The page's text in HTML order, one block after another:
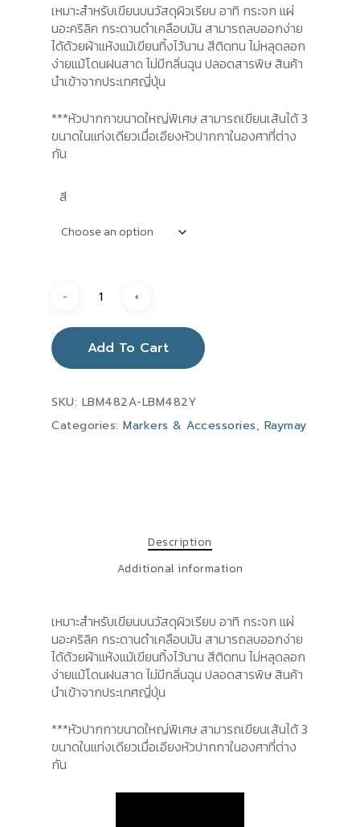
เหมาะสำหรับเขียนบนวัสดุผิวเรียบ อาทิ กระจก แผ่
นอะคริลิค กระดานดำเคลือบมัน สามารถลบออกง่าย
ได้ด้วยผ้าแห้งแม้เขียนทิ้งไว้นาน สีติดทน ไม่หลุดลอก
ง่ายแม้โดนฝนสาด ไม่มีกลิ่นฉุน ปลอดสารพิษ สินค้า
นำเข้าจากประเทศญี่ปุ่น
***หัวปากกาขนาดใหญ่พิเศษ สามารถเขียนเส้นได้ 3
ขนาดในแท่งเดียวเมื่อเอียงหัวปากกาในองศาที่ต่าง
กัน
สี
Add To Cart
SKU: LBM482A-LBM482Y
Categories: Markers & Accessories, Raymay
Description
Additional information
เหมาะสำหรับเขียนบนวัสดุผิวเรียบ อาทิ กระจก แผ่
นอะคริลิค กระดานดำเคลือบมัน สามารถลบออกง่าย
ได้ด้วยผ้าแห้งแม้เขียนทิ้งไว้นาน สีติดทน ไม่หลุดลอก
ง่ายแม้โดนฝนสาด ไม่มีกลิ่นฉุน ปลอดสารพิษ สินค้า
นำเข้าจากประเทศญี่ปุ่น
***หัวปากกาขนาดใหญ่พิเศษ สามารถเขียนเส้นได้ 3
ขนาดในแท่งเดียวเมื่อเอียงหัวปากกาในองศาที่ต่าง
กัน